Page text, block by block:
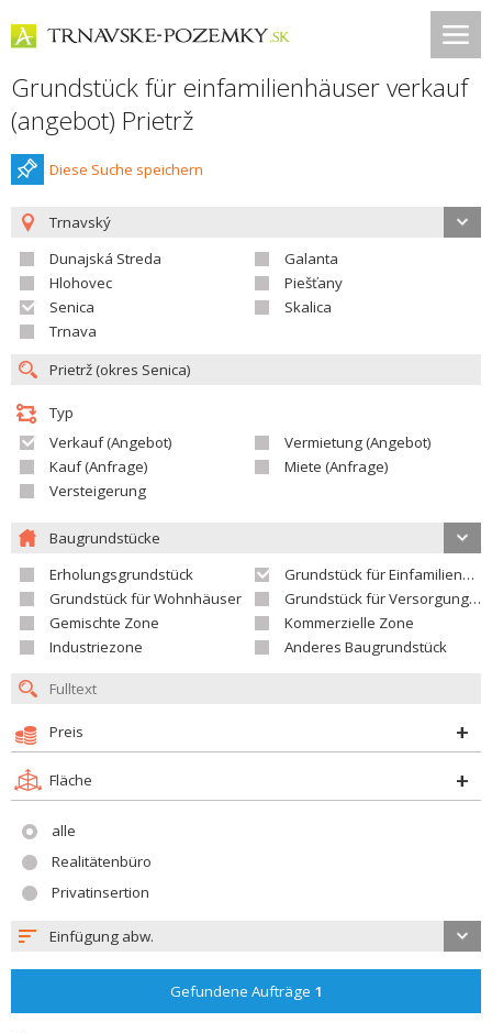
Grundstück für einfamilienhäuser verkauf
(angebot) Prietrž
Diese Suche speichern
Trnavský
Dunajská Streda
Galanta
Hlohovec
Piešťany
Senica
Skalica
Trnava
Typ
Verkauf (Angebot)
Vermietung (Angebot)
Kauf (Anfrage)
Miete (Anfrage)
Versteigerung
Baugrundstücke
Erholungsgrundstück
Grundstück für Einfamilienhäuser
Grundstück für Wohnhäuser
Grundstück für Versorgungseinrichtungen
Gemischte Zone
Kommerzielle Zone
Industriezone
Anderes Baugrundstück
Preis
Fläche
alle
Realitätenbüro
Privatinsertion
Einfügung abw.
Gefundene Aufträge 1